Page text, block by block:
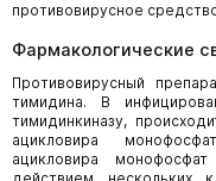
противовирусное
Фармакологические
Противовирусный
тимидина. В
тимидинкиназу,
ацикловира
ацикловира